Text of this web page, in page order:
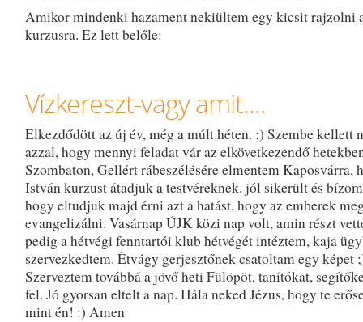
Amikor mindenki hazament nekiültem egy kicsit rajzolni
kurzusra. Ez lett belőle:
Vízkereszt-vagy amit....
Elkezdődött az új év, még a múlt héten. :) Szembe kellett
azzal, hogy mennyi feladat vár az elkövetkezendő
Szombaton, Gellért rábeszélésére elmentem Kaposvárra,
István kurzust átadjuk a testvéreknek. jól sikerült és
hogy eltudjuk majd érni azt a hatást, hogy az emberek
evangelizálni. Vasárnap ÚJK közi nap volt, amin részt
pedig a hétvégi fenntartói klub hétvégét intéztem, kaja
szervezkedtem. Étvágy gerjesztőnek csatoltam egy képet
Szerveztem továbbá a jövő heti Fülöpöt, tanítókat,
fel. Jó gyorsan eltelt a nap. Hála neked Jézus, hogy te
mint én! :) Amen